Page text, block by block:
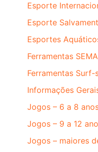
Esporte
Esporte
Esportes
Ferramentas
Ferramentas Surf-
Informações
Jogos – 6 a 8
Jogos – 9 a 12
Jogos – maiores